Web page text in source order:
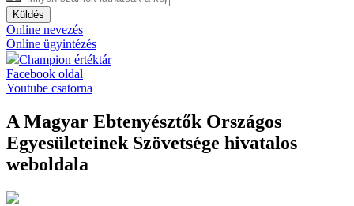
Küldés
Online nevezés
Online ügyintézés
Champion értéktár
Facebook oldal
Youtube csatorna
A Magyar Ebtenyésztők Országos
Egyesületeinek Szövetsége hivatalos
weboldala